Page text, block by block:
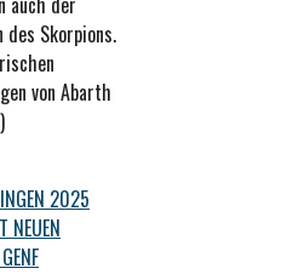
Skorpions.
von Abarth
2025
NEUEN